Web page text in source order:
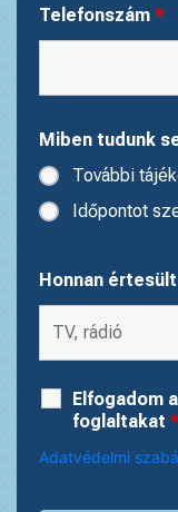
Telefonszám *
Miben tudunk
További
Időpontot
Honnan
Elfogadom
foglaltakat
Adatvédelmi